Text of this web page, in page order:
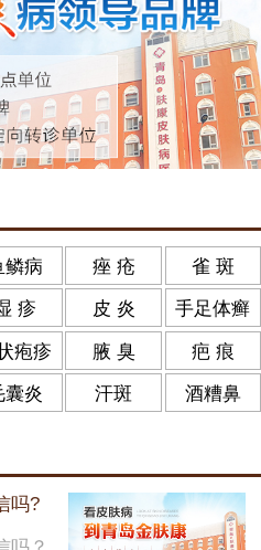
鳞病 痤 疮 雀 斑
疹 皮 炎 手足体癣
疱疹 腋 臭 疤 痕
囊炎 汗斑 酒糟鼻
吗?